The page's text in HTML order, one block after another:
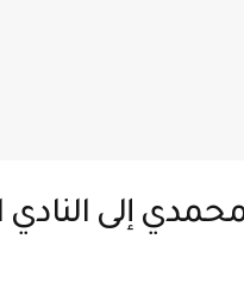
إلى النادي